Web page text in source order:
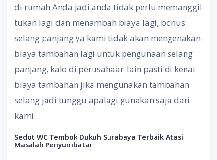
di rumah Anda jadi anda tidak perlu memanggil
tukan lagi dan menambah biaya lagi, bonus
selang panjang ya kami tidak akan mengenakan
biaya tambahan lagi untuk pengunaan selang
panjang, kalo di perusahaan lain pasti di kenai
biaya tambahan jika mengunakan tambahan
selang jadi tunggu apalagi gunakan saja dari
kami
Sedot WC Tembok Dukuh Surabaya Terbaik Atasi
Masalah Penyumbatan